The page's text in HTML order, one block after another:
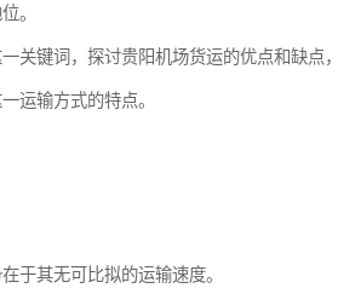
。
关键词，探讨贵阳机场货运的优点和缺点，
运输方式的特点。
于其无可比拟的运输速度。